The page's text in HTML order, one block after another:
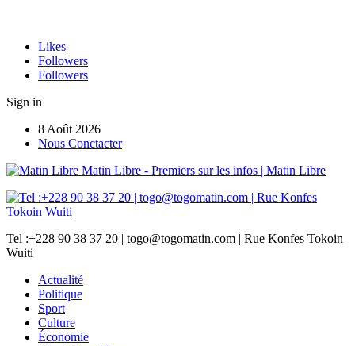
Likes
Followers
Followers
Sign in
8 Août 2026
Nous Conctacter
Matin Libre - Premiers sur les infos | Matin Libre
Tel :+228 90 38 37 20 | togo@togomatin.com | Rue Konfes Tokoin
Wuiti
Actualité
Politique
Sport
Culture
Économie